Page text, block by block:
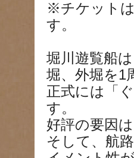
※チケット
す。
堀川遊覧船
堀、外堀を1
正式には「
す。
好評の要因
そして、航